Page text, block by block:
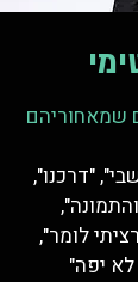
שמאחוריהם
"דרכנו",
לומר",
יפה"